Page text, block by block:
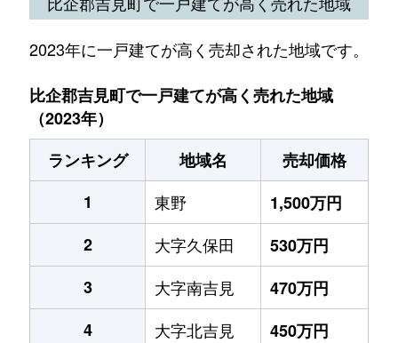
2023年に一戸建てが高く売却された地域です。
比企郡吉見町で一戸建てが高く売れた地域
（2023年）
ランキング
地域名
売却価格
1
東野
1,500万円
2
大字久保田
530万円
3
大字南吉見
470万円
4
大字北吉見
450万円